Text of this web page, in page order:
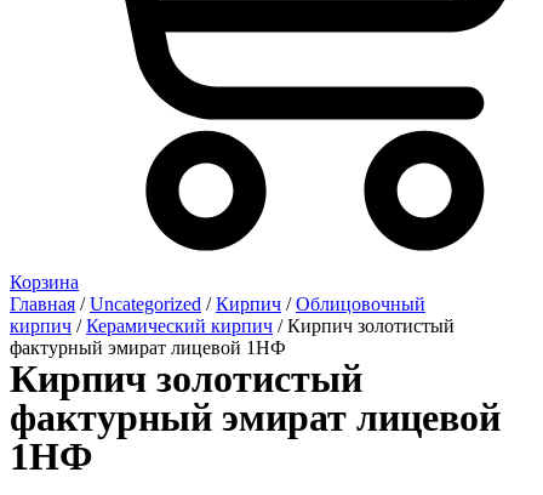
Корзина
Главная /Uncategorized /Кирпич /Облицовочный
кирпич /Керамический кирпич / Кирпич золотистый
фактурный эмират лицевой 1НФ
Кирпич золотистый
фактурный эмират лицевой
1НФ